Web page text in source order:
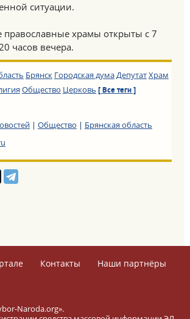
ситуации.
православные храмы открыты с 7
часов вечера.
Брянск Городская думаДепутатХрам
Общество Церковь [ Все теги ]
| Общество | Брянская область
Контакты
Наши партнёры
Naroda.org».